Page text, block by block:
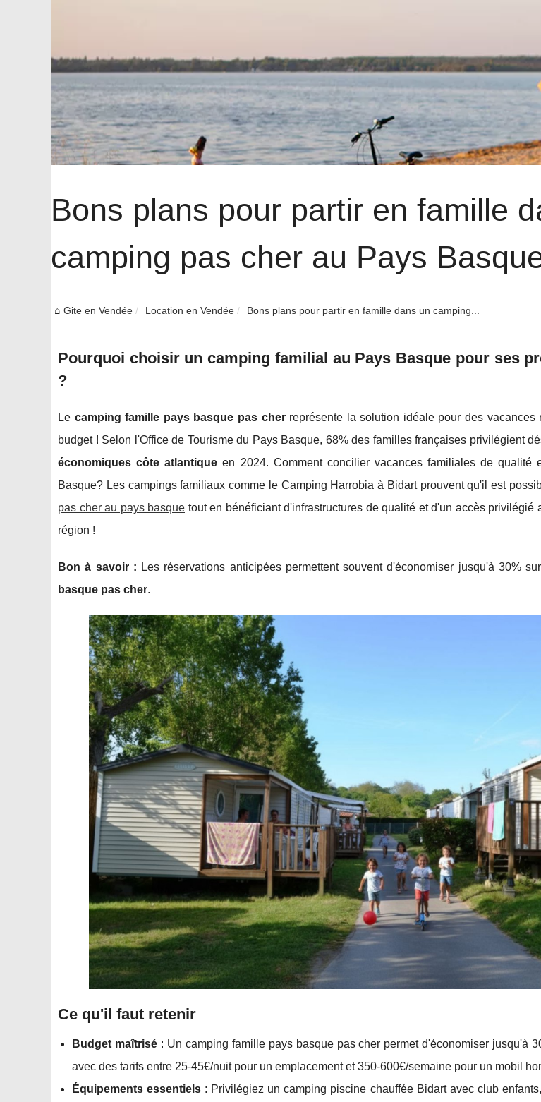
Bons plans pour partir en famille
camping pas cher au Pays
Gite en Vendée Location en Vendée Bons plans pour partir en famille dans un camping...
Pourquoi choisir un camping familial au Pays Basque pour ses
?
Le camping famille pays basque pas cherreprésente la solution idéale pour des vacances
budget ! Selon l'Office de Tourisme du Pays Basque, 68% des familles françaises privilégient
économiques côte atlantique en 2024. Comment concilier vacances familiales de qualité
Basque? Les campings familiaux comme le Camping Harrobia à Bidart prouvent qu'il est
pas cher au pays basque tout en bénéficiant d'infrastructures de qualité et d'un accès privilégié
région !
Bon à savoir : Les réservations anticipées permettent souvent d'économiser jusqu'à 30%
basque pas cher.
Ce qu'il faut retenir
Budget maîtrisé: Un camping famille pays basque pas cher permet d'économiser jusqu'à
avec des tarifs entre 25-45€/nuit pour un emplacement et 350-600€/semaine pour un mobil
Équipements essentiels : Privilégiez un camping piscine chauffée Bidart avec club